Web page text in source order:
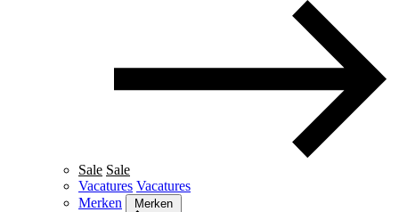
Sale Sale
Vacatures Vacatures
Merken
Merken